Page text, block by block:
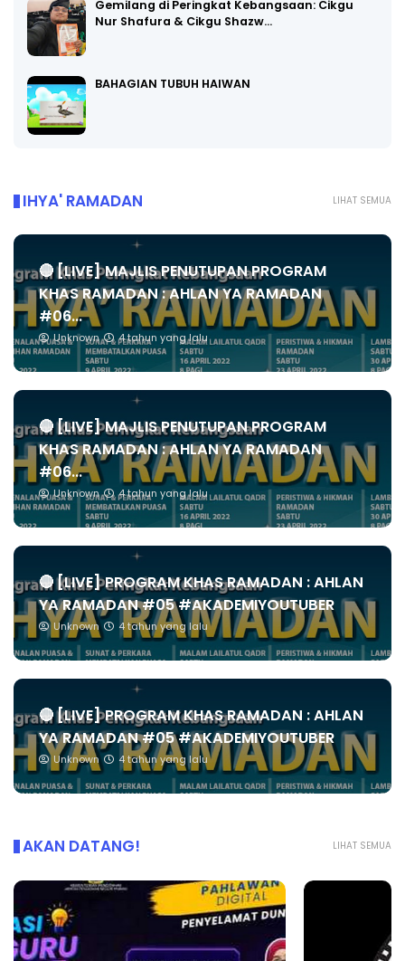
Gemilang di Peringkat Kebangsaan: Cikgu
Nur Shafura & Cikgu Shazw…
BAHAGIAN TUBUH HAIWAN
LIHAT SEMUA
IHYA' RAMADAN
🔴 [LIVE] MAJLIS PENUTUPAN PROGRAM
KHAS RAMADAN : AHLAN YA RAMADAN
#06...
Unknown 4 tahun yang lalu
🔴 [LIVE] MAJLIS PENUTUPAN PROGRAM
KHAS RAMADAN : AHLAN YA RAMADAN
#06...
Unknown 4 tahun yang lalu
🔴 [LIVE] PROGRAM KHAS RAMADAN : AHLAN
YA RAMADAN #05 #AKADEMIYOUTUBER
Unknown 4 tahun yang lalu
🔴 [LIVE] PROGRAM KHAS RAMADAN : AHLAN
YA RAMADAN #05 #AKADEMIYOUTUBER
Unknown 4 tahun yang lalu
LIHAT SEMUA
AKAN DATANG!